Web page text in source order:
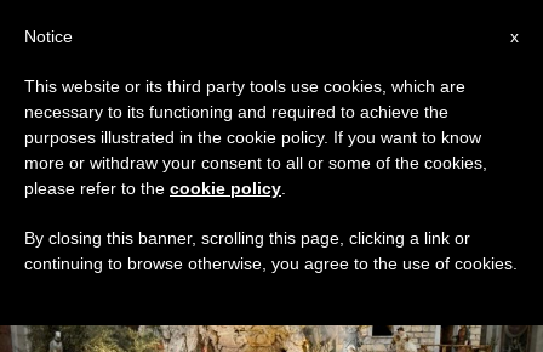
TAG
Posts Tagged ‘الظلّ’
DERNIÈRES NOUVELLES
x
Notice
This website or its third party tools use cookies, which are
necessary to its functioning and required to achieve the
purposes illustrated in the cookie policy. If you want to know
more or withdraw your consent to all or some of the cookies,
please refer to the cookie policy
By closing this banner, scrolling this page, clicking a link or
continuing to browse otherwise, you agree to the use of cookies.